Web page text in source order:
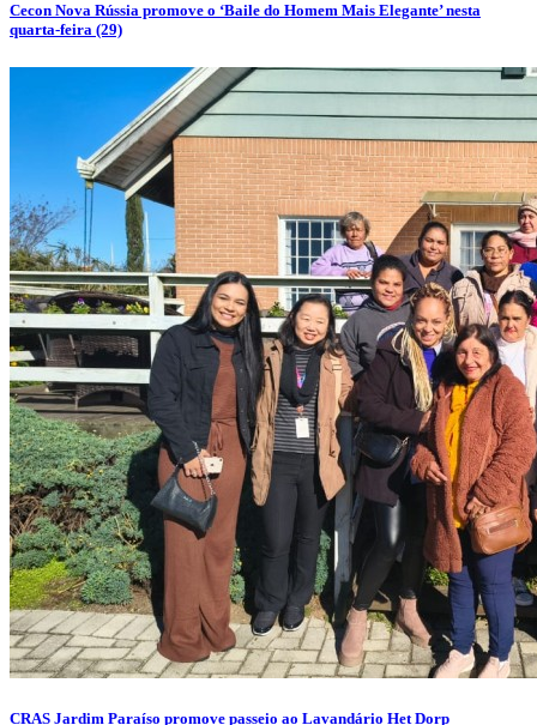
Cecon Nova Rússia promove o ‘Baile do Homem Mais Elegante’ nesta
quarta-feira (29)
CRAS Jardim Paraíso promove passeio ao Lavandário Het Dorp